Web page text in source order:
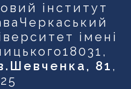
інститут
Черкаський
імені
18031,
81 ,